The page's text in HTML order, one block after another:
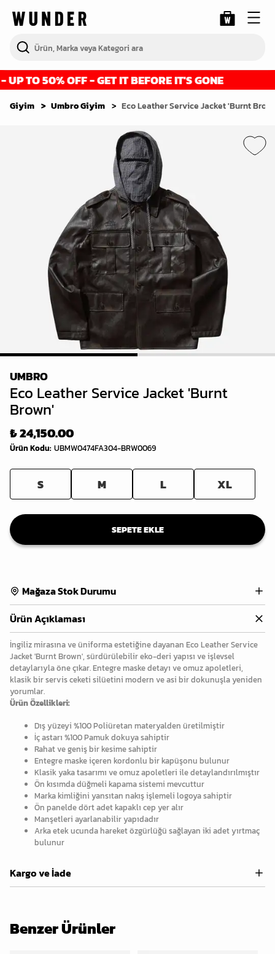
TO 50% OFF - GET IT BEFORE IT'S GONE
Giyim Umbro Giyim Eco Leather Service Jacket 'Burnt
1 2
UMBRO
Eco Leather Service Jacket 'Burnt
Brown'
₺ 24,150.00
Ürün Kodu: UBMW0474FA304-BRW0069
S M L XL
SEPETE EKLE
Mağaza Stok Durumu
Ürün Açıklaması
İngiliz mirasına ve üniforma estetiğine dayanan Eco Leather Service
Jacket 'Burnt Brown', sürdürülebilir eko-deri yapısı ve işlevsel
detaylarıyla öne çıkar. Entegre maske detayı ve omuz apoletleri,
klasik bir servis ceketi silüetini modern ve asi bir dokunuşla yeniden
yorumlar.
Ürün Özellikleri:
Dış yüzeyi %100 Poliüretan materyalden üretilmiştir
İç astarı %100 Pamuk dokuya sahiptir
Rahat ve geniş bir kesime sahiptir
Entegre maske içeren kordonlu bir kapüşonu bulunur
Klasik yaka tasarımı ve omuz apoletleri ile detaylandırılmıştır
Ön kısımda düğmeli kapama sistemi mevcuttur
Marka kimliğini yansıtan nakış işlemeli logoya sahiptir
Ön panelde dört adet kapaklı cep yer alır
Manşetleri ayarlanabilir yapıdadır
Arka etek ucunda hareket özgürlüğü sağlayan iki adet yırtmaç
bulunur
Kargo ve İade
Benzer Ürünler